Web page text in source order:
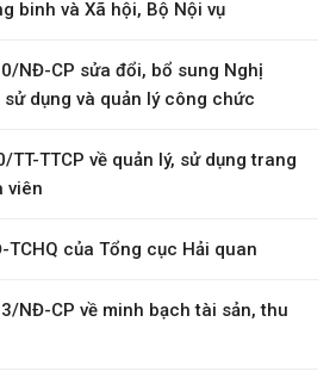
binh và Xã hội, Bộ Nội vụ
NĐ-CP sửa đổi, bổ sung Nghị
dụng và quản lý công chức
TTCP về quản lý, sử dụng trang
viên
TCHQ của Tổng cục Hải quan
NĐ-CP về minh bạch tài sản, thu